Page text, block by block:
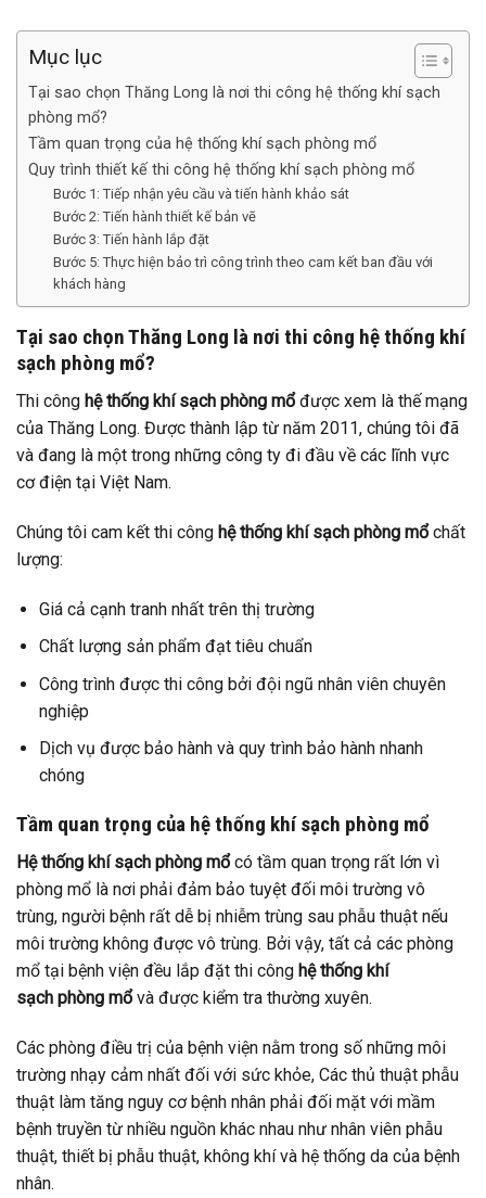
Mục lục
Tại sao chọn Thăng Long là nơi thi công hệ thống khí sạch
phòng mổ?
Tầm quan trọng của hệ thống khí sạch phòng mổ
Quy trình thiết kế thi công hệ thống khí sạch phòng mổ
Bước 1: Tiếp nhận yêu cầu và tiến hành khảo sát
Bước 2: Tiến hành thiết kế bản vẽ
Bước 3: Tiến hành lắp đặt
Bước 5: Thực hiện bảo trì công trình theo cam kết ban đầu với
khách hàng
Tại sao chọn Thăng Long là nơi thi công hệ thống khí
sạch phòng mổ?
Thi công hệ thống khí sạch phòng mổđược xem là thế mạng
của Thăng Long. Được thành lập từ năm 2011, chúng tôi đã
và đang là một trong những công ty đi đầu về các lĩnh vực
cơ điện tại Việt Nam.
Chúng tôi cam kết thi công hệ thống khí sạch phòng mổchất
lượng:
Giá cả cạnh tranh nhất trên thị trường
Chất lượng sản phẩm đạt tiêu chuẩn
Công trình được thi công bởi đội ngũ nhân viên chuyên
nghiệp
Dịch vụ được bảo hành và quy trình bảo hành nhanh
chóng
Tầm quan trọng của hệ thống khí sạch phòng mổ
Hệ thống khí sạch phòng mổcó tầm quan trọng rất lớn vì
phòng mổ là nơi phải đảm bảo tuyệt đối môi trường vô
trùng, người bệnh rất dễ bị nhiễm trùng sau phẫu thuật nếu
môi trường không được vô trùng. Bởi vậy, tất cả các phòng
mổ tại bệnh viện đều lắp đặt thi công hệ thống khí
sạch phòng mổvà được kiểm tra thường xuyên.
Các phòng điều trị của bệnh viện nằm trong số những môi
trường nhạy cảm nhất đối với sức khỏe, Các thủ thuật phẫu
thuật làm tăng nguy cơ bệnh nhân phải đối mặt với mầm
bệnh truyền từ nhiều nguồn khác nhau như nhân viên phẫu
thuật, thiết bị phẫu thuật, không khí và hệ thống da của bệnh
nhân.